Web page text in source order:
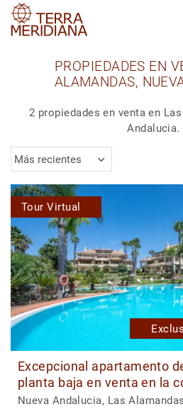
PROPIEDADES EN
ALAMANDAS,
2 propiedades en venta en
Andalucia.
Más recientes
Tour Virtual
Excepcional apartamento
planta baja en venta en la
de Las Alamandas
Nueva Andalucia, Las Alamandas